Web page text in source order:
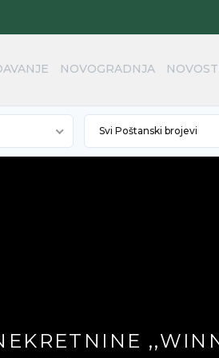
NOVOGRADNJA
Svi Poštanski brojevi